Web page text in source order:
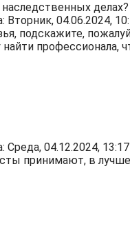
делах?
Вторник, 04.06.2024,
подскажите,
найти профессионала,
Среда, 04.12.2024,
принимают, в лучше